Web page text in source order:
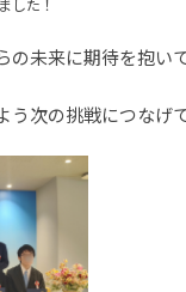
の未来に期待を抱い
う次の挑戦につなげ